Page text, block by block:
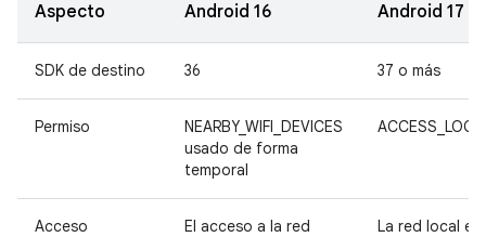
Aspecto Android 16 Android 17
SDK de destino 36 37 o más
Permiso
NEARBY_WIFI_DEVICES
usado de forma
temporal
Acceso
El acceso a la red
La red local